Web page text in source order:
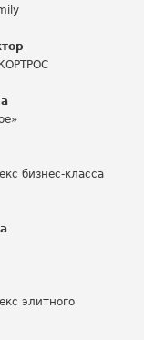
бизнес-класса
элитного